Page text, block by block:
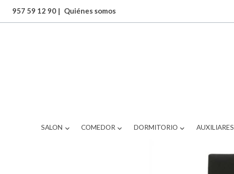
957 59 12 90 | Quiénes somos
SALON COMEDOR DORMITORIO AUXILIARES